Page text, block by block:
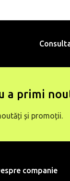
a primi
și promoții.
companie